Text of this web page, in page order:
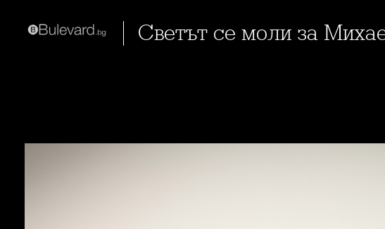
Светът се моли за